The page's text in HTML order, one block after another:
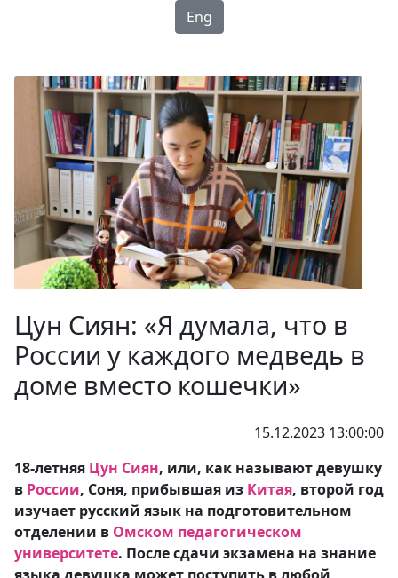
Eng
Цун Сиян: «Я думала, что в
России у каждого медведь в
доме вместо кошечки»
15.12.2023 13:00:00
18-летняя Цун Сиян, или, как называют девушку
в России, Соня, прибывшая из Китая, второй год
изучает русский язык на подготовительном
отделении в Омском педагогическом
университете. После сдачи экзамена на знание